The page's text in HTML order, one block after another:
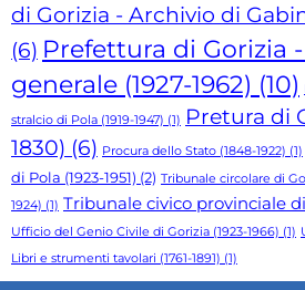
di Gorizia - Archivio di
(6) Prefettura di Gorizia
generale (1927-1962) (10)
stralcio di Pola (1919-1947) (1) Pretura di
1830) (6) Procura dello Stato (1848-1922) (1)
di Pola (1923-1951) (2) Tribunale circolare di
1924) (1) Tribunale civico provinciale di
Ufficio del Genio Civile di Gorizia (1923-1966) (1)
Libri e strumenti tavolari (1761-1891) (1)